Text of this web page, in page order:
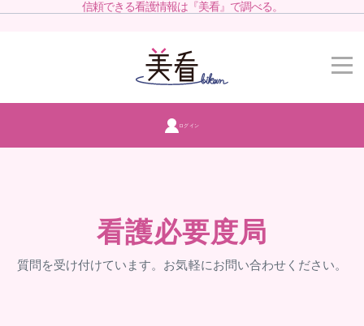
信頼できる看護情報は『美看』で調べる。
ログイン
看護必要度局
質問を受け付けています。お気軽にお問い合わせください。